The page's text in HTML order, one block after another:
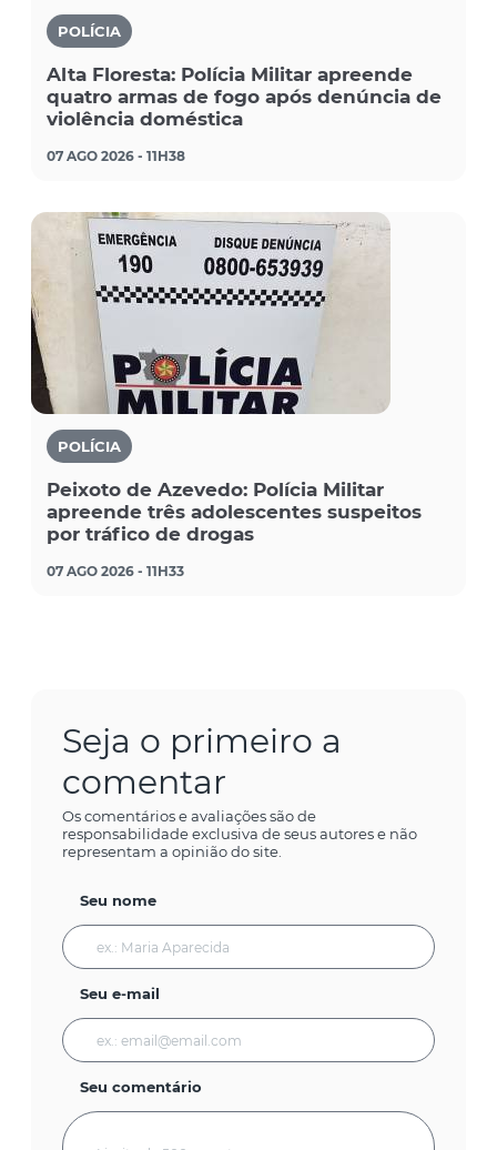
POLÍCIA
Alta Floresta: Polícia Militar apreende
quatro armas de fogo após denúncia de
violência doméstica
07 AGO 2026 - 11H38
POLÍCIA
Peixoto de Azevedo: Polícia Militar
apreende três adolescentes suspeitos
por tráfico de drogas
07 AGO 2026 - 11H33
Seja o primeiro a
comentar
Os comentários e avaliações são de
responsabilidade exclusiva de seus autores e não
representam a opinião do site.
Seu nome
Seu e-mail
Seu comentário